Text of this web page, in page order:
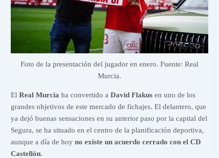
Foto de la presentación del jugador en enero. Fuente: Real
Murcia.
ElReal Murcia ha convertido aDavid Flakus en uno de los
grandes objetivos de este mercado de fichajes. El delantero, que
ya dejó buenas sensaciones en su anterior paso por la capital del
Segura, se ha situado en el centro de la planificación deportiva,
aunque a día de hoyno existe un acuerdo cerrado con el CD
Castellón.